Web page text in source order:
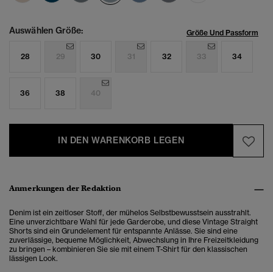
Auswählen Größe: Größe Und Passform
28 29 30 31 32 33 34
36 38 40
IN DEN WARENKORB LEGEN
Anmerkungen der Redaktion
Denim ist ein zeitloser Stoff, der mühelos Selbstbewusstsein ausstrahlt.
Eine unverzichtbare Wahl für jede Garderobe, und diese Vintage Straight
Shorts sind ein Grundelement für entspannte Anlässe. Sie sind eine
zuverlässige, bequeme Möglichkeit, Abwechslung in Ihre Freizeitkleidung
zu bringen – kombinieren Sie sie mit einem T-Shirt für den klassischen
lässigen Look.